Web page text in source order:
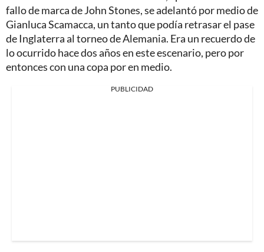
fallo de marca de John Stones, se adelantó por medio de
Gianluca Scamacca, un tanto que podía retrasar el pase
de Inglaterra al torneo de Alemania. Era un recuerdo de
lo ocurrido hace dos años en este escenario, pero por
entonces con una copa por en medio.
PUBLICIDAD